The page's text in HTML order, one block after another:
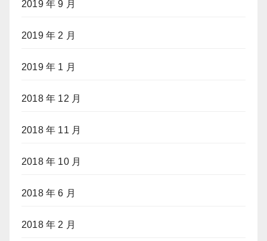
2019 年 9 月
2019 年 2 月
2019 年 1 月
2018 年 12 月
2018 年 11 月
2018 年 10 月
2018 年 6 月
2018 年 2 月